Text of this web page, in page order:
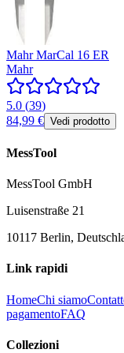
Mahr MarCal 16 ER
Mahr
5.0 (39)
84,99 € Vedi prodotto
MessTool
MessTool GmbH
Luisenstraße 21
10117 Berlin,
Link rapidi
HomeChi siamo
pagamentoFAQ
Collezioni